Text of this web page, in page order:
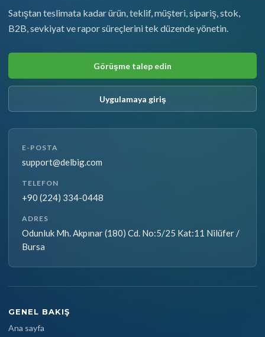
Satıştan teslimata kadar ürün, teklif, müşteri, sipariş, stok,
B2B, sevkiyat ve rapor süreçlerini tek düzende yönetin.
Görüşme talep edin
Uygulamaya giriş
E-POSTA
support@delbig.com
TELEFON
+90 (224) 334-0448
ADRES
Odunluk Mh. Akpınar (180) Cd. No:5/25 Kat:11 Nilüfer /
Bursa
GENEL BAKIŞ
Ana sayfa